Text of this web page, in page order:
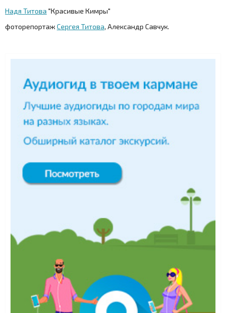
Надя Титова "Красивые Кимры"
фоторепортажСергея Титова, Александр Савчук.